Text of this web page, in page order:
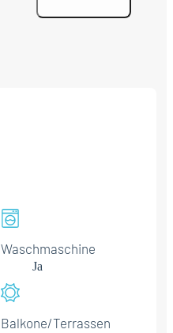
Waschmaschine
Ja
Balkone/Terrassen